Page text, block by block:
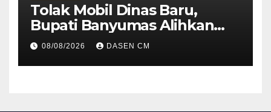
Tolak Mobil Dinas Baru,
Bupati Banyumas Alihkan
Anggaran Rp 1,7 Miliar untuk
90 Motor Listrik
08/08/2026 DASEN CM